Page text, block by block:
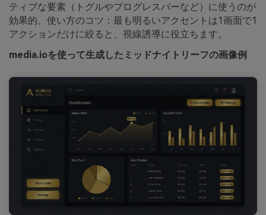
ティブな要素（トグルやプログレスバーなど）に使うのが
効果的。使い方のコツ：最も明るいアクセントは1画面で1
アクションだけに絞ると、視線誘導に役立ちます。
media.ioを使って生成したミッドナイトリーフの画像例